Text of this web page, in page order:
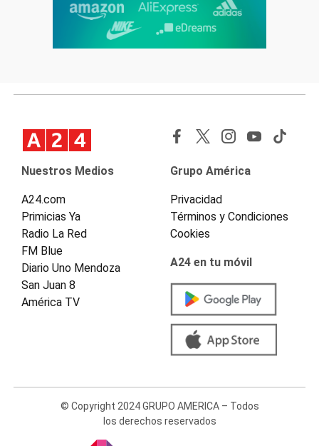
Nuestros Medios
A24.com
Primicias Ya
Radio La Red
FM Blue
Diario Uno Mendoza
San Juan 8
América TV
Grupo América
Privacidad
Términos y Condiciones
Cookies
A24 en tu móvil
© Copyright 2024 GRUPO AMERICA – Todos
los derechos reservados